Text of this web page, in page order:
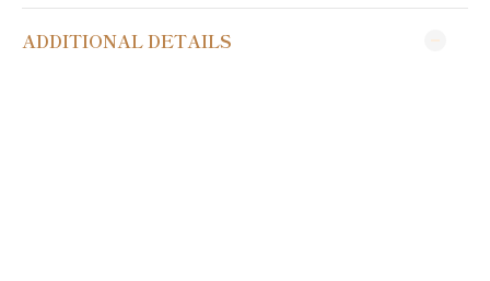
ADDITIONAL DETAILS